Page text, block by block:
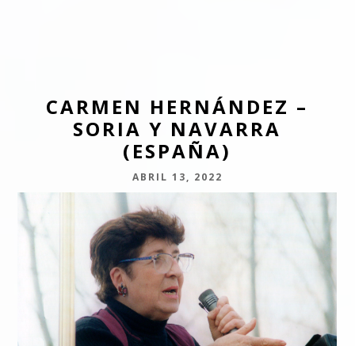
CARMEN HERNÁNDEZ –
SORIA Y NAVARRA
(ESPAÑA)
ABRIL 13, 2022